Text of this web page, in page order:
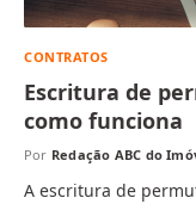
CONTRATOS
Escritura de
como funciona
Por Redação ABC do
A escritura de